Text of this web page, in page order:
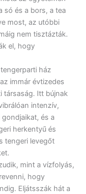
só és a bors, a tea
most, az utóbbi
nem tisztázták.
el, hogy
ház
immár évtizedes
társaság. Itt bújnak
intenzív,
és a
herkentyű és
tengeri levegőt
mint a vízfolyás,
hogy
Eljátsszák hát a